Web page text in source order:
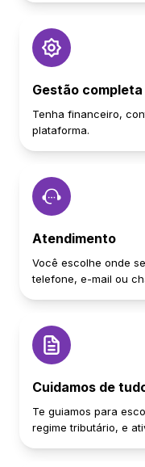
Gestão completa
Tenha financeiro,
plataforma.
Atendimento
Você escolhe onde
telefone, e-mail ou
Cuidamos de
Te guiamos para
regime tributário, e